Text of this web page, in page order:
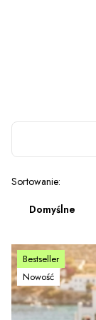
Lista
Sortowanie:
Domyślne
Bestseller
Nowość